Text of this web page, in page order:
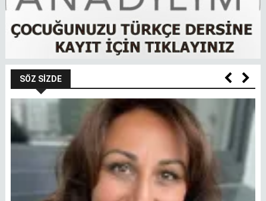
SÖZ SIZDE